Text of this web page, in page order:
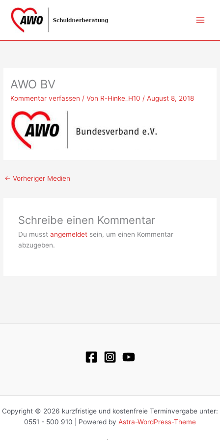
Inhalt
springen
AWO BV
Kommentar verfassen / Von R-Hinke_H10 /August 8, 2018
← Vorheriger Medien
Schreibe einen Kommentar
Du musst angemeldetsein, um einen Kommentar
abzugeben.
Copyright © 2026 kurzfristige und kostenfreie Terminvergabe unter:
0551 - 500 910 | Powered by Astra-WordPress-Theme